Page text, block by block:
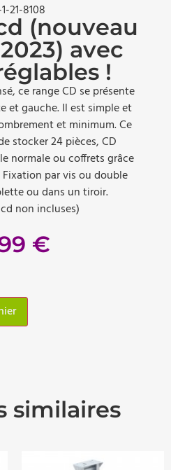
21-8108
(nouveau
avec
!
ce range CD se présente
et gauche. Il est simple et
et minimum. Ce
stocker 24 pièces, CD
normale ou coffrets grâce
par vis ou double
ou dans un tiroir.
non incluses)
€
similaires